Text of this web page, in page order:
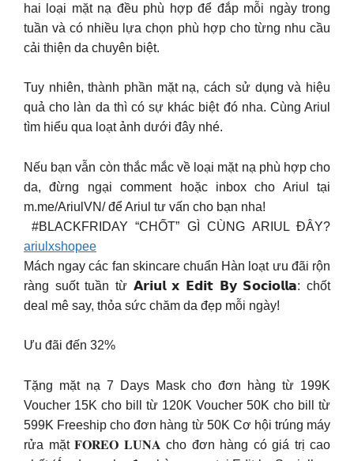
hai loại mặt nạ đều phù hợp để đắp mỗi ngày trong
tuần và có nhiều lựa chọn phù hợp cho từng nhu cầu
cải thiện da chuyên biệt.
Tuy nhiên, thành phần mặt nạ, cách sử dụng và hiệu
quả cho làn da thì có sự khác biệt đó nha. Cùng Ariul
tìm hiểu qua loạt ảnh dưới đây nhé.
Nếu bạn vẫn còn thắc mắc về loại mặt nạ phù hợp cho
da, đừng ngại comment hoặc inbox cho Ariul tại
m.me/AriulVN/ để Ariul tư vấn cho bạn nha!
️ #BLACKFRIDAY “CHỐT” GÌ CÙNG ARIUL ĐÂY?
ariulxshopee
Mách ngay các fan skincare chuẩn Hàn loạt ưu đãi rộn
ràng suốt tuần từ 𝗔𝗿𝗶𝘂𝗹 𝘅 𝗘𝗱𝗶𝘁 𝗕𝘆 𝗦𝗼𝗰𝗶𝗼𝗹𝗹𝗮: chốt
deal mê say, thỏa sức chăm da đẹp mỗi ngày!
Ưu đãi đến 32%
Tặng mặt nạ 7 Days Mask cho đơn hàng từ 199K
Voucher 15K cho bill từ 120K Voucher 50K cho bill từ
599K Freeship cho đơn hàng từ 50K Cơ hội trúng máy
rửa mặt 𝐅𝐎𝐑𝐄𝐎 𝐋𝐔𝐍𝐀 cho đơn hàng có giá trị cao